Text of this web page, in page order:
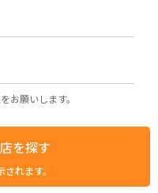
お願いします。
を探す
れます。